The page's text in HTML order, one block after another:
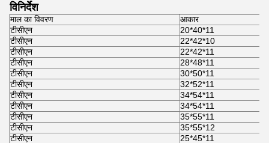
विनिर्देश
माल का विवरण
आकार
टीसीएन
20*40*11
टीसीएन
22*42*10
टीसीएन
22*42*11
टीसीएन
28*48*11
टीसीएन
30*50*11
टीसीएन
32*52*11
टीसीएन
34*54*11
टीसीएन
34*54*11
टीसीएन
35*55*11
टीसीएन
35*55*12
टीसीएन
25*45*11